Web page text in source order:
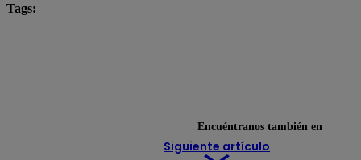
Tags:
Siguiente artículo
Encuéntranos también en